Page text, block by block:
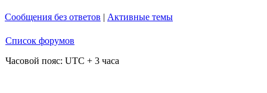
Сообщения без ответов | Активные темы
Список форумов
Часовой пояс: UTC + 3 часа